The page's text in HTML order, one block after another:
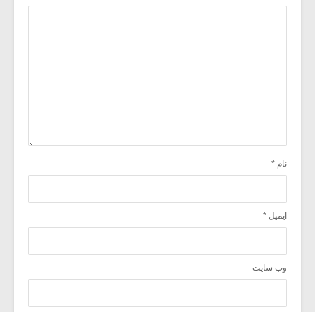
نام *
ایمیل *
وب‌ سایت